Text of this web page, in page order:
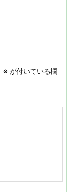
※ が付いている欄